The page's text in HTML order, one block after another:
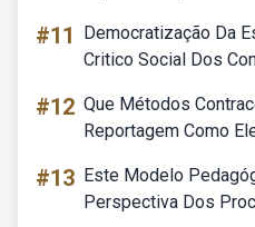
#11
Democratização Da
Critico Social Dos
#12 Que Métodos
Reportagem Como
#13 Este Modelo
Perspectiva Dos